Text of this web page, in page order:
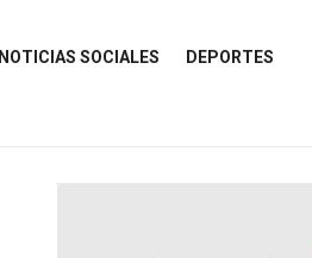
NOTICIAS SOCIALES DEPORTES